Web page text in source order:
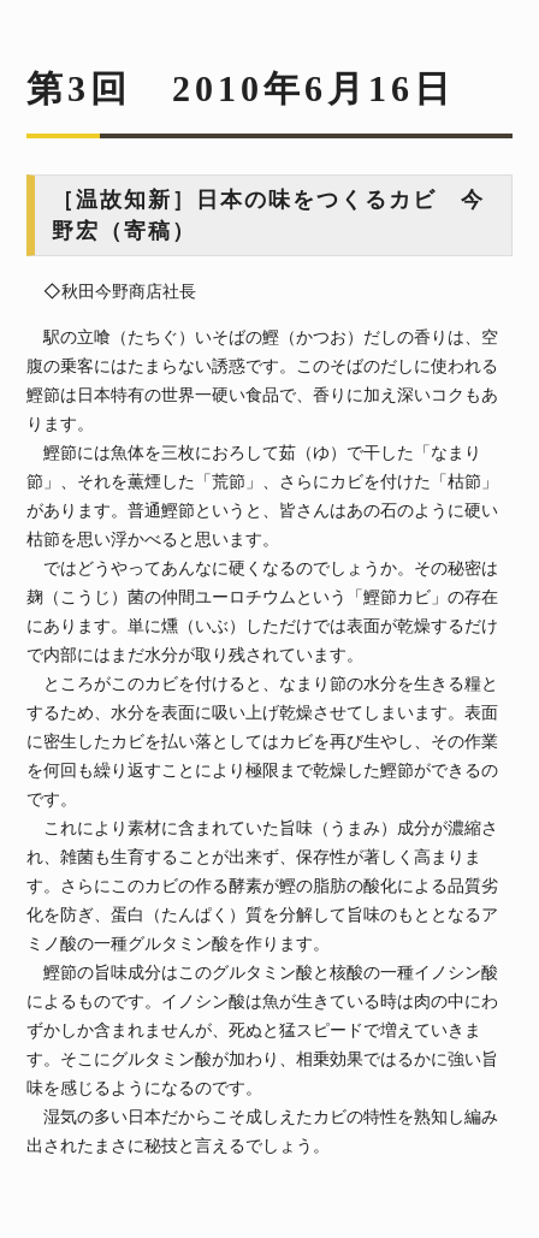
第3回 2010年6月16日
［温故知新］日本の味をつくるカビ 今
野宏（寄稿）
◇秋田今野商店社長
駅の立喰（たちぐ）いそばの鰹（かつお）だしの香りは、空
腹の乗客にはたまらない誘惑です。このそばのだしに使われる
鰹節は日本特有の世界一硬い食品で、香りに加え深いコクもあ
ります。
鰹節には魚体を三枚におろして茹（ゆ）で干した「なまり
節」、それを薫煙した「荒節」、さらにカビを付けた「枯節」
があります。普通鰹節というと、皆さんはあの石のように硬い
枯節を思い浮かべると思います。
ではどうやってあんなに硬くなるのでしょうか。その秘密は
麹（こうじ）菌の仲間ユーロチウムという「鰹節カビ」の存在
にあります。単に燻（いぶ）しただけでは表面が乾燥するだけ
で内部にはまだ水分が取り残されています。
ところがこのカビを付けると、なまり節の水分を生きる糧と
するため、水分を表面に吸い上げ乾燥させてしまいます。表面
に密生したカビを払い落としてはカビを再び生やし、その作業
を何回も繰り返すことにより極限まで乾燥した鰹節ができるの
です。
これにより素材に含まれていた旨味（うまみ）成分が濃縮さ
れ、雑菌も生育することが出来ず、保存性が著しく高まりま
す。さらにこのカビの作る酵素が鰹の脂肪の酸化による品質劣
化を防ぎ、蛋白（たんぱく）質を分解して旨味のもととなるア
ミノ酸の一種グルタミン酸を作ります。
鰹節の旨味成分はこのグルタミン酸と核酸の一種イノシン酸
によるものです。イノシン酸は魚が生きている時は肉の中にわ
ずかしか含まれませんが、死ぬと猛スピードで増えていきま
す。そこにグルタミン酸が加わり、相乗効果ではるかに強い旨
味を感じるようになるのです。
湿気の多い日本だからこそ成しえたカビの特性を熟知し編み
出されたまさに秘技と言えるでしょう。